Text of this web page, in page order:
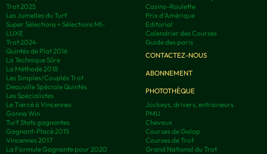
Trot 2025
Les Jumelles du Turf
Super Sélections + Sélections MI-
LUXE
Trot 2024
Quintés de Plat 2016
La Technique Sûre
La Méthode 2018
Les Simples/Couplés Trot
Deauville Spéciale Quintés
Les Spécialistes
Le Tiercé à Vincennes
Gonna Win
Turf Stats gagnantes
Gagnant-Placé 2015
Vincennes 2017
La Formule Gagnante pour 2020
Casino-Roulette
Prix d'Amérique
Editorial
Calendrier des Courses
Guide des paris
CONTACTEZ-NOUS
ABONNEMENT
PHOTOTHÈQUE
Jockeys, drivers, entraineurs
PMU
Chevaux
Courses de Galop
Courses de Trot
Grand National du Trot